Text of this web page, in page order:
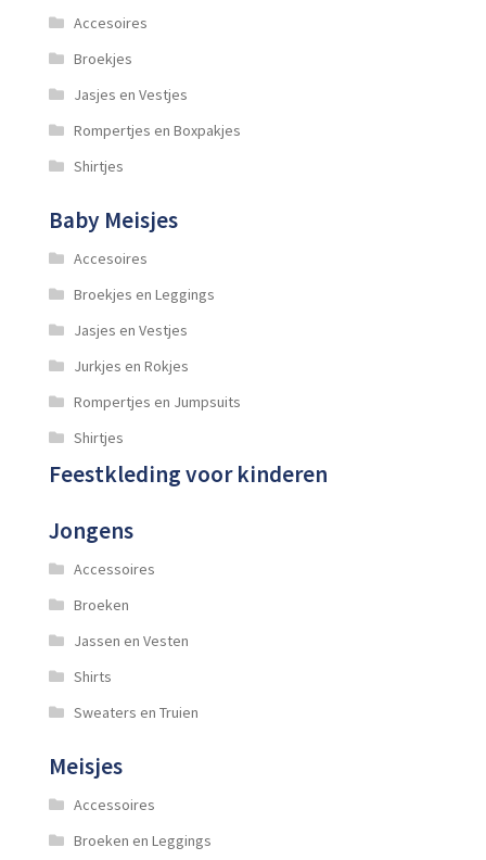
Accesoires
Broekjes
Jasjes en Vestjes
Rompertjes en Boxpakjes
Shirtjes
Baby Meisjes
Accesoires
Broekjes en Leggings
Jasjes en Vestjes
Jurkjes en Rokjes
Rompertjes en Jumpsuits
Shirtjes
Feestkleding voor kinderen
Jongens
Accessoires
Broeken
Jassen en Vesten
Shirts
Sweaters en Truien
Meisjes
Accessoires
Broeken en Leggings